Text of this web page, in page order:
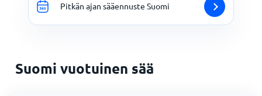
Pitkän ajan sääennuste Suomi
Suomi vuotuinen sää